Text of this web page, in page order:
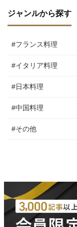
ジャンルから探す
#フランス料理
#イタリア料理
#日本料理
#中国料理
#その他